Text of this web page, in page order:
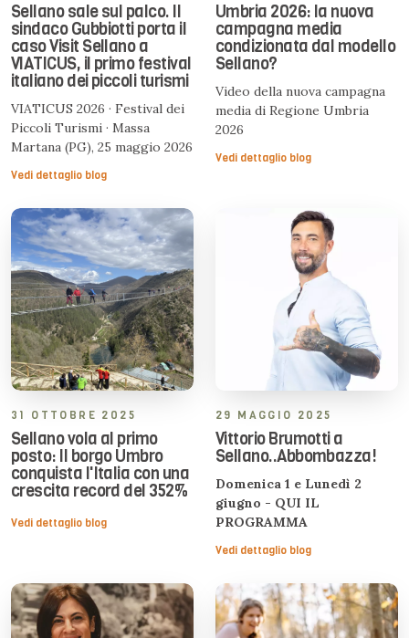
Sellano sale sul palco. Il
sindaco Gubbiotti porta il
caso Visit Sellano a
VIATICUS, il primo festival
italiano dei piccoli turismi
VIATICUS 2026 · Festival dei
Piccoli Turismi · Massa
Martana (PG), 25 maggio 2026
Vedi dettaglio blog
Umbria 2026: la nuova
campagna media
condizionata dal modello
Sellano?
Video della nuova campagna
media di Regione Umbria
2026
Vedi dettaglio blog
31 OTTOBRE 2025
Sellano vola al primo
posto: Il borgo Umbro
conquista l'Italia con una
crescita record del 352%
Vedi dettaglio blog
29 MAGGIO 2025
Vittorio Brumotti a
Sellano..Abbombazza!
Domenica 1 e Lunedì 2
giugno - QUI IL
PROGRAMMA
Vedi dettaglio blog